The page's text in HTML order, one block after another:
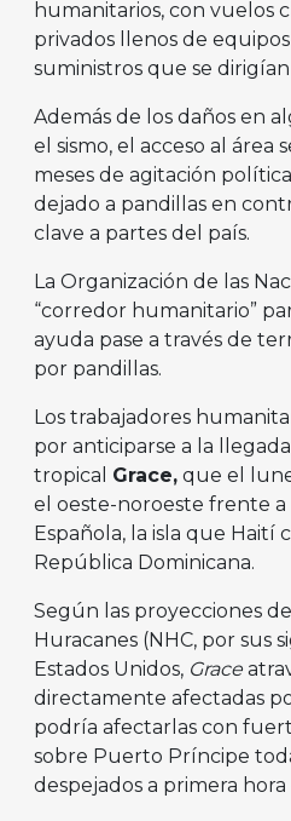
humanitarios, con vuelos
privados llenos de
suministros que se
Además de los daños en
el sismo, el acceso al área
meses de agitación
dejado a pandillas en
clave a partes del país.
La Organización de las
“corredor humanitario”
ayuda pase a través de
por pandillas.
Los trabajadores
por anticiparse a la
tropical Grace, que el
el oeste-noroeste frente a
Española, la isla que Haití
República Dominicana.
Según las proyecciones
Huracanes (NHC, por sus
Estados Unidos, Grace
directamente afectadas
podría afectarlas con
sobre Puerto Príncipe
despejados a primera